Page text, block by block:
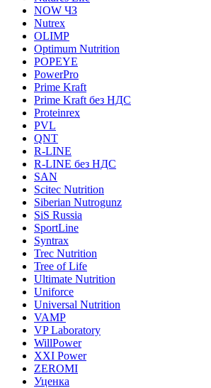
NOW ЧЗ
Nutrex
OLIMP
Optimum Nutrition
POPEYE
PowerPro
Prime Kraft
Prime Kraft без НДС
Proteinrex
PVL
QNT
R-LINE
R-LINE без НДС
SAN
Scitec Nutrition
Siberian Nutrogunz
SiS Russia
SportLine
Syntrax
Trec Nutrition
Tree of Life
Ultimate Nutrition
Uniforce
Universal Nutrition
VAMP
VP Laboratory
WillPower
XXI Power
ZEROMI
Уценка